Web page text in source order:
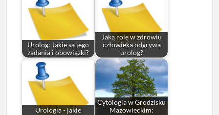
Urolog: Jakie są jego
zadania i obowiązki?
Jaką rolę w zdrowiu
człowieka odgrywa
urolog?
Urologia - jakie
Cytologia w Grodzisku
Mazowieckim: